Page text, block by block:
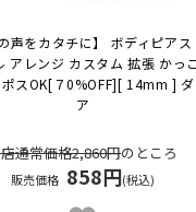
声をカタチに】 ボディピア
アレンジ カスタム 拡張 かっ
スOK[７0%OFF][ 14mm ] ダ
ア
通常価格2,860円のところ
販売価格 858円(税込)